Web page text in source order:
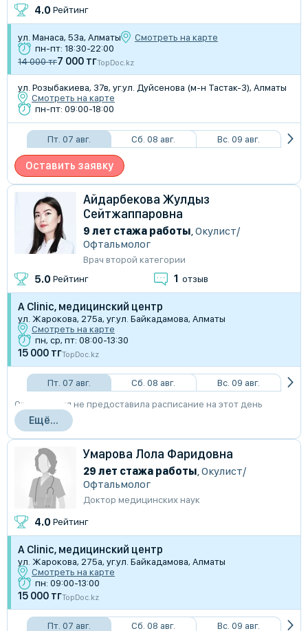
4.0 Рейтинг
ул. Манаса, 53а, Алматы
Смотреть на карте
пн-пт: 18:30-22:00
14 000 тг7 000 тгTopDoc.kz
​ул. Розыбакиева, 37в, уг.ул. Дуйсенова (м-н Тастак-3), Алматы
Смотреть на карте
пн-пт: 09:00-18:00
Пт. 07 авг. Сб. 08 авг. Вс. 09 авг.
Оставить заявку
Айдарбекова Жулдыз
Сейтжаппаровна
9 лет стажа работы,Окулист/
Офтальмолог
Врач второй категории
5.0 Рейтинг 1 отзыв
A Clinic, медицинский центр
ул. Жарокова, 275а, уг.ул. Байкадамова, Алматы
Смотреть на карте
пн, ср, пт: 08:00-13:30
15 000 тгTopDoc.kz
Пт. 07 авг. Сб. 08 авг.
Вс. 09 авг.
Организация не предоставила расписание на этот день
Ещё...
Умарова Лола Фаридовна
29 лет стажа работы,Окулист/
Офтальмолог
Доктор медицинских наук
4.0 Рейтинг
A Clinic, медицинский центр
ул. Жарокова, 275а, уг.ул. Байкадамова, Алматы
Смотреть на карте
пн: 09:00-13:00
15 000 тгTopDoc.kz
Пт. 07 авг. Сб. 08 авг. Вс. 09 авг.